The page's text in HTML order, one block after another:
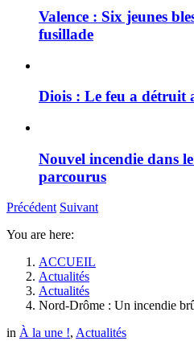
Valence : Six jeunes
fusillade
Diois : Le feu a détruit
Nouvel incendie dans
parcourus
Précédent Suivant
You are here:
ACCUEIL
Actualités
Actualités
Nord-Drôme : Un incendie
in À la une !, Actualités